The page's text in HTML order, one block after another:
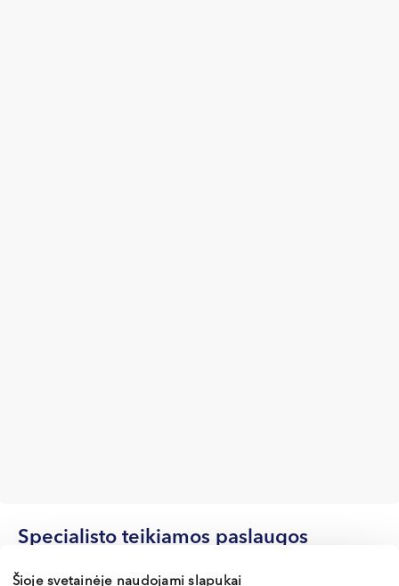
Šioje svetainėje naudojami slapukai
Specialisto teikiamos paslaugos